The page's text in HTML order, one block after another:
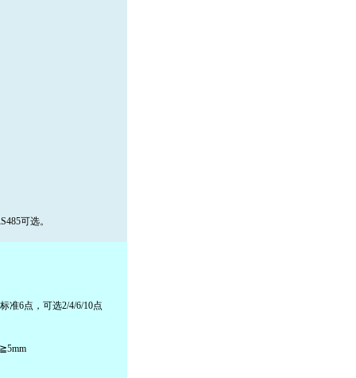
可选。
标准6点，可选2/4/6/10点
≧5mm